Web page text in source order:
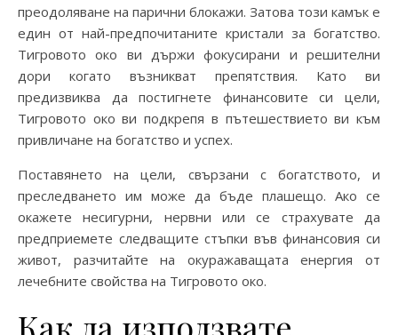
преодоляване на парични блокажи. Затова този камък е
един от най-предпочитаните кристали за богатство.
Тигровото око ви държи фокусирани и решителни
дори когато възникват препятствия. Като ви
предизвиква да постигнете финансовите си цели,
Тигровото око ви подкрепя в пътешествието ви към
привличане на богатство и успех.
Поставянето на цели, свързани с богатството, и
преследването им може да бъде плашещо. Ако се
окажете несигурни, нервни или се страхувате да
предприемете следващите стъпки във финансовия си
живот, разчитайте на окуражаващата енергия от
лечебните свойства на Тигровото око.
Как да използвате